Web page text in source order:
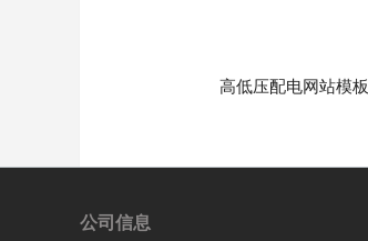
高低压配电网站模板
公司信息